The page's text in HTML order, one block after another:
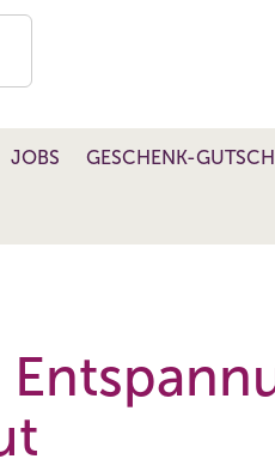
JOBS GESCHENK-